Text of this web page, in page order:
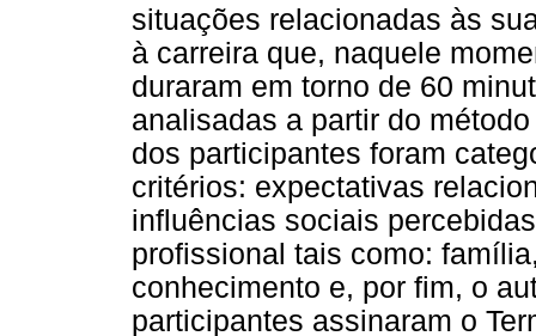
situações relacionadas às
à carreira que, naquele
duraram em torno de 60
analisadas a partir do
dos participantes foram
critérios: expectativas
influências sociais
profissional tais como:
conhecimento e, por fim, o
participantes assinaram o